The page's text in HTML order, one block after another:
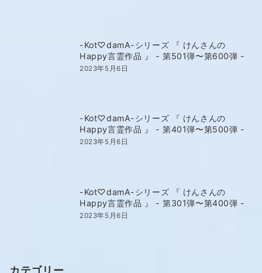
-Kot♡damA-シリーズ 『 けんさんの
Happy言霊作品 』 - 第501弾〜第600弾 -
2023年5月6日
-Kot♡damA-シリーズ 『 けんさんの
Happy言霊作品 』 - 第401弾〜第500弾 -
2023年5月6日
-Kot♡damA-シリーズ 『 けんさんの
Happy言霊作品 』 - 第301弾〜第400弾 -
2023年5月6日
カテゴリー